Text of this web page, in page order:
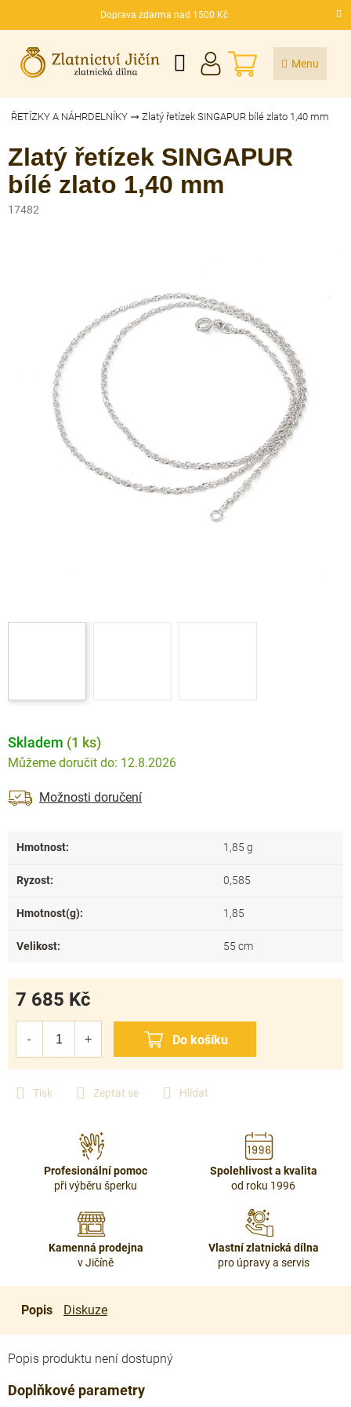
Doprava zdarma nad 1500 Kč
CZK
NÁKUPNÍ
KOŠÍK
ŘETÍZKY A NÁHRDELNÍKY Zlatý řetízek SINGAPUR bílé zlato 1,40 mm
Zlatý řetízek SINGAPUR
bílé zlato 1,40 mm
17482
Tisk Zeptat se Hlídat
Skladem (1 ks)
12.8.2026
Možnosti doručení
7 685 Kč
Hmotnost: 1,85 g
Ryzost: 0,585
Hmotnost(g): 1,85
Velikost: 55 cm
Profesionální pomoc
při výběru šperku
Spolehlivost a kvalita
od roku 1996
Kamenná prodejna
v Jičíně
Vlastní zlatnická dílna
pro úpravy a servis
Popis Diskuze
Popis produktu není dostupný
Doplňkové parametry